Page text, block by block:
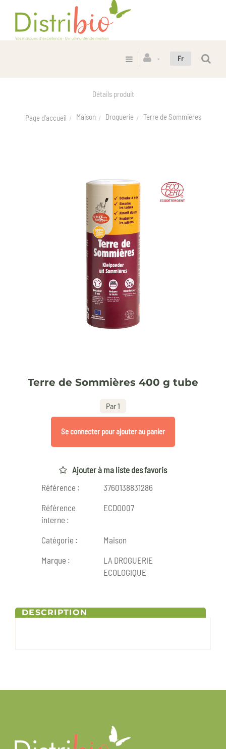
Fr
Détails produit
Page d'accueil Maison Droguerie Terre de Sommières
Terre de Sommières 400 g tube
Par 1
Se connecter pour ajouter au panier
Ajouter à ma liste des favoris
Référence :
3760138831286
Référence
interne :
ECDO007
Catégorie :
Maison
Marque :
LA DROGUERIE
ECOLOGIQUE
DESCRIPTION